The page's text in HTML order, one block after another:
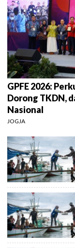
GPFE 2026:
Dorong TKDN,
Nasional
JOGJA